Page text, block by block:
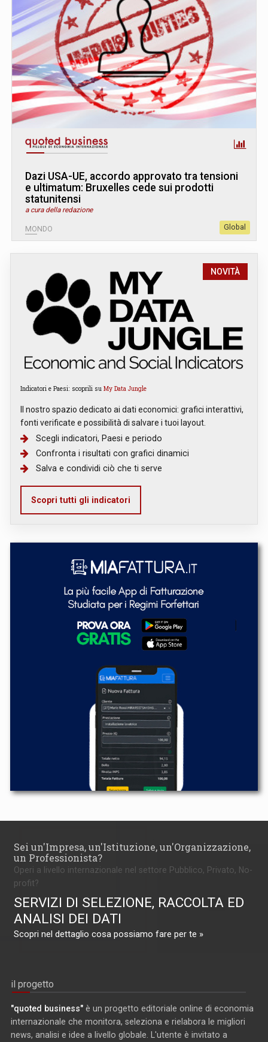
Dazi USA-UE, accordo approvato tra tensioni
e ultimatum: Bruxelles cede sui prodotti
statunitensi
a cura della redazione
MONDO Global
NOVITÀ
Indicatori e Paesi: scoprili su My Data Jungle
Il nostro spazio dedicato ai dati economici: grafici interattivi,
fonti verificate e possibilità di salvare i tuoi layout.
Scegli indicatori, Paesi e periodo
Confronta i risultati con grafici dinamici
Salva e condividi ciò che ti serve
Scopri tutti gli indicatori
Sei un'Impresa, un'Istituzione, un'Organizzazione,
un Professionista?
Operi a livello internazionale nel settore Pubblico, Privato, No-
profit?
SERVIZI DI SELEZIONE, RACCOLTA ED
ANALISI DEI DATI
Scopri nel dettaglio cosa possiamo fare per te »
il progetto
"quoted business" è un progetto editoriale online di economia
internazionale che monitora, seleziona e rielabora le migliori
news, analisi e idee a livello globale. L'utente è invitato a